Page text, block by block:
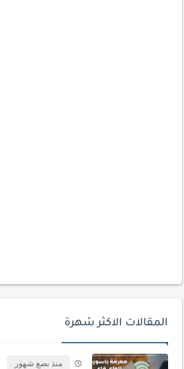
المقالات الاكثر شهرة
منذ بضع شهور